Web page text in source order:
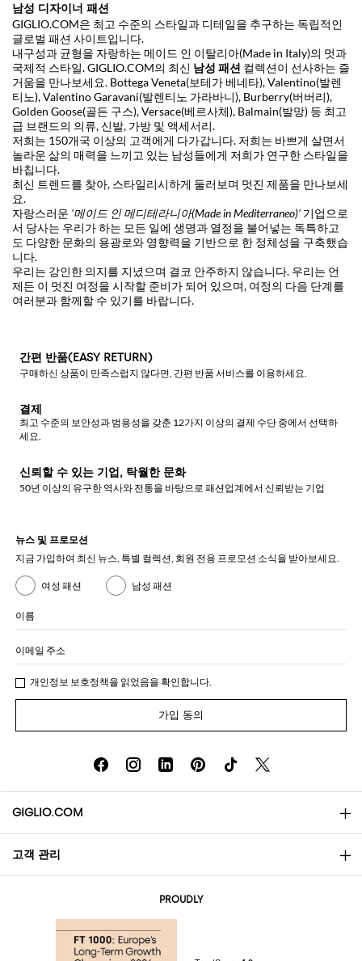
남성 디자이너 패션
GIGLIO.COM은 최고 수준의 스타일과 디테일을 추구하는 독립적인
글로벌 패션 사이트입니다.
내구성과 균형을 자랑하는 메이드 인 이탈리아(Made in Italy)의 멋과
국제적 스타일. GIGLIO.COM의 최신 남성 패션 컬렉션이 선사하는 즐
거움을 만나보세요. Bottega Veneta(보테가 베네타),Valentino(발렌
티노),Valentino Garavani(발렌티노 가라바니), Burberry(버버리),
Golden Goose(골든 구스),Versace(베르사체), Balmain(발망) 등 최고
급 브랜드의 의류, 신발, 가방 및 액세서리.
저희는 150개국 이상의 고객에게 다가갑니다. 저희는 바쁘게 살면서
놀라운 삶의 매력을 느끼고 있는 남성들에게 저희가 연구한 스타일을
바칩니다.
최신 트렌드를 찾아, 스타일리시하게 둘러보며 멋진 제품을 만나보세
요.
자랑스러운 '메이드 인 메디테라니아(Made in Mediterraneo)' 기업으로
서 당사는 우리가 하는 모든 일에 생명과 열정을 불어넣는 독특하고
도 다양한 문화의 용광로와 영향력을 기반으로 한 정체성을 구축했습
니다.
우리는 강인한 의지를 지녔으며 결코 안주하지 않습니다. 우리는 언
제든 이 멋진 여정을 시작할 준비가 되어 있으며, 여정의 다음 단계를
여러분과 함께할 수 있기를 바랍니다.
간편 반품(EASY RETURN)
구매하신 상품이 만족스럽지 않다면, 간편 반품 서비스를 이용하세요.
결제
최고 수준의 보안성과 범용성을 갖춘 12가지 이상의 결제 수단 중에서 선택하
세요.
신뢰할 수 있는 기업, 탁월한 문화
50년 이상의 유구한 역사와 전통을 바탕으로 패션업계에서 신뢰받는 기업
뉴스 및 프로모션
지금 가입하여 최신 뉴스, 특별 컬렉션, 회원 전용 프로모션 소식을 받아보세요.
여성 패션 남성 패션
이름
이메일 주소
개인정보 보호정책을 읽었음을 확인합니다.
가입 동의
GIGLIO.COM
소개
고객 관리
PROUDLY